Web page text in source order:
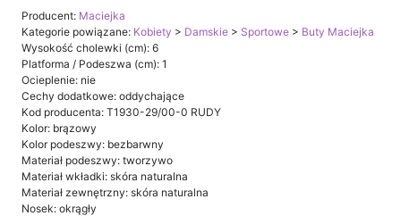
Producent: Maciejka
Kategorie powiązane: Kobiety > Damskie > Sportowe > Buty Maciejka
Wysokość cholewki (cm): 6
Platforma / Podeszwa (cm): 1
Ocieplenie: nie
Cechy dodatkowe: oddychające
Kod producenta: T1930-29/00-0 RUDY
Kolor: brązowy
Kolor podeszwy: bezbarwny
Materiał podeszwy: tworzywo
Materiał wkładki: skóra naturalna
Materiał zewnętrzny: skóra naturalna
Nosek: okrągły